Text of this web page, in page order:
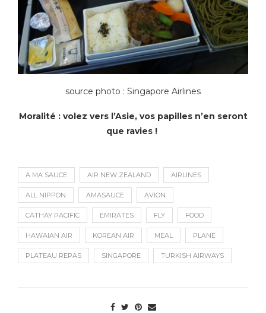
source photo : Singapore Airlines
Moralité : volez vers l’Asie, vos papilles n’en seront
que ravies !
A MA SAUCE AIR NEW ZEALAND AIRLINES
ALL NIPPON AMASAUCE AVION
CATHAY PACIFIC EMIRATES FLY FOOD
HAWAIAN AIR KOREAN AIR MEAL PLANE
PLATEAU REPAS SINGAPORE TURKISH AIRWAYS